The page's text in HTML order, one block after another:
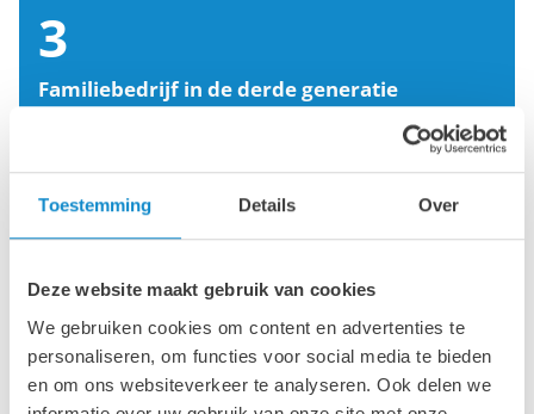
Toestemming Details Over
Deze website maakt gebruik van cookies
We gebruiken cookies om content en advertenties te
personaliseren, om functies voor social media te bieden
en om ons websiteverkeer te analyseren. Ook delen we
3
Familiebedrijf in de derde generatie
550
Werknemers
5000
Tevreden klanten